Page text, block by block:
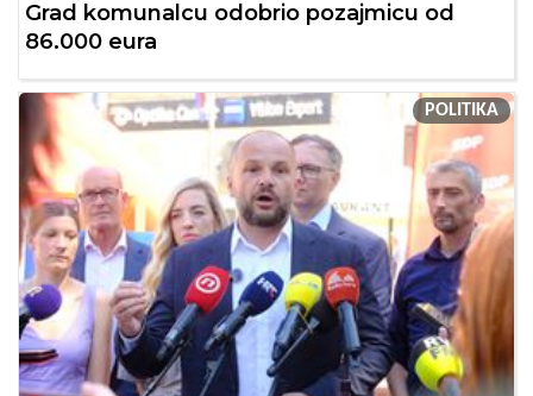
Grad komunalcu odobrio pozajmicu od
86.000 eura
POLITIKA